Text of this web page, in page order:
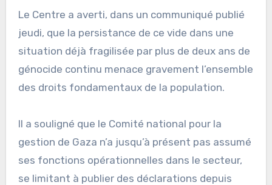
Le Centre a averti, dans un communiqué publié
jeudi, que la persistance de ce vide dans une
situation déjà fragilisée par plus de deux ans de
génocide continu menace gravement l’ensemble
des droits fondamentaux de la population.
Il a souligné que le Comité national pour la
gestion de Gaza n’a jusqu’à présent pas assumé
ses fonctions opérationnelles dans le secteur,
se limitant à publier des déclarations depuis